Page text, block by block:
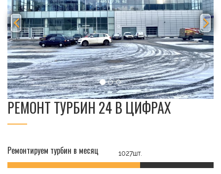
РЕМОНТ ТУРБИН 24 В ЦИФРАХ
Ремонтируем турбин в месяц 1027шт.